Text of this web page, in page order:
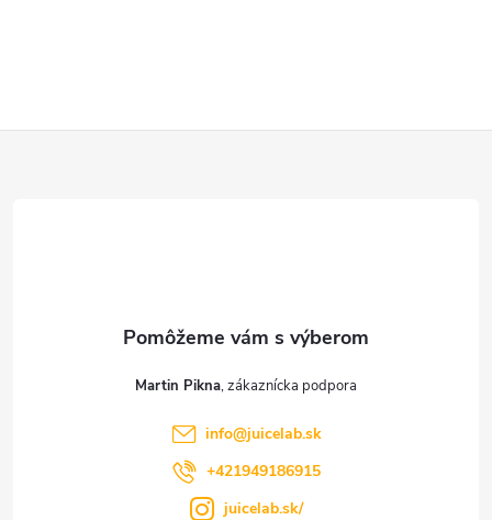
Martin Pikna
info@juicelab.sk
+421949186915
juicelab.sk/